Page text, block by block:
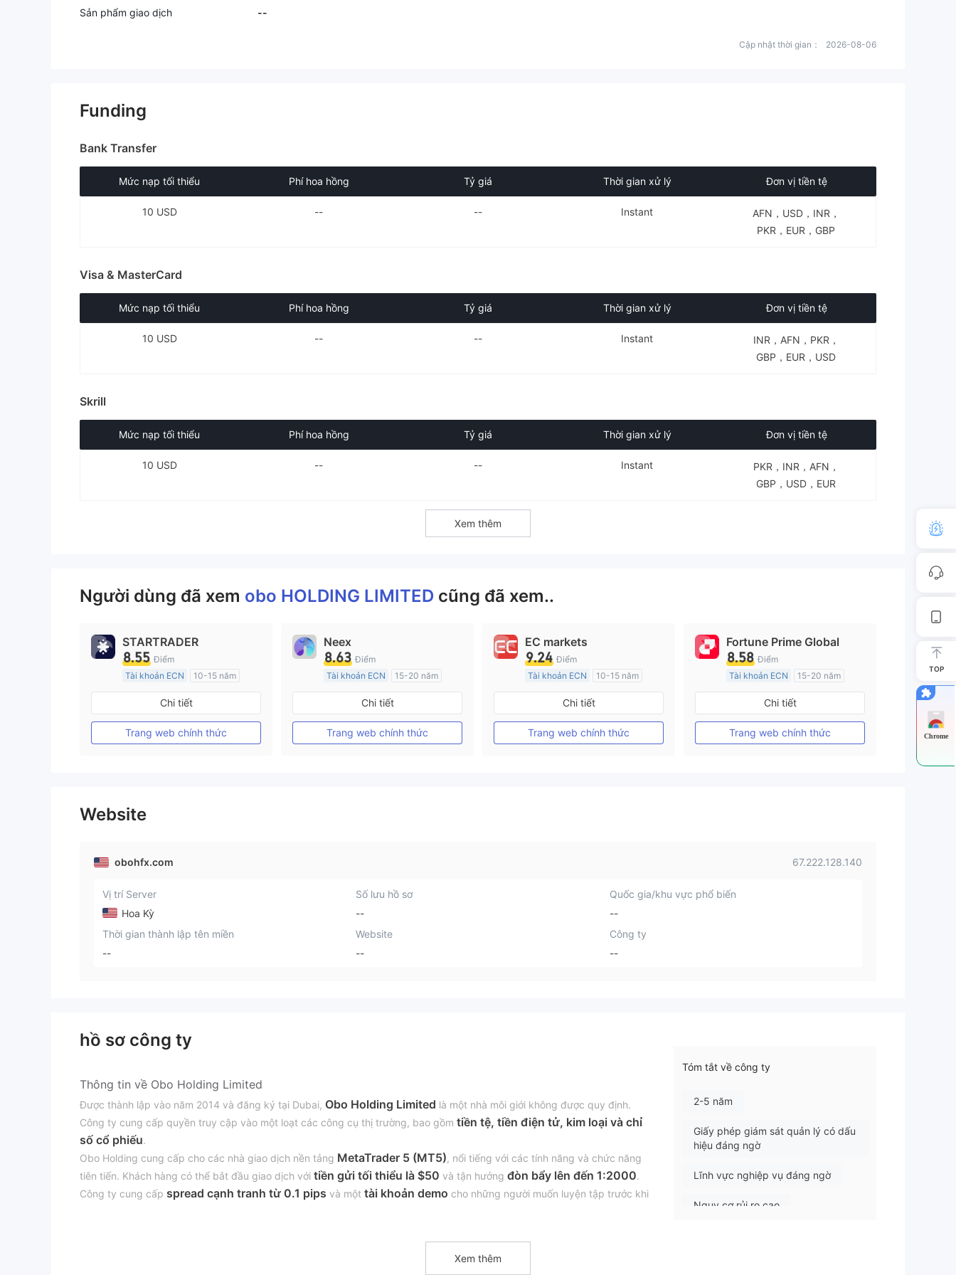
Sản phẩm giao dịch
--
Cập nhật thời gian： 2026-08-06
Funding
Bank Transfer
Mức nạp tối thiểu Phí hoa hồng Tỷ giá Thời gian xử lý Đơn vị tiền tệ
10 USD -- -- Instant
AFN，USD，INR，
PKR，EUR，GBP
Visa & MasterCard
Mức nạp tối thiểu Phí hoa hồng Tỷ giá Thời gian xử lý Đơn vị tiền tệ
10 USD -- -- Instant
INR，AFN，PKR，
GBP，EUR，USD
Skrill
Mức nạp tối thiểu Phí hoa hồng Tỷ giá Thời gian xử lý Đơn vị tiền tệ
10 USD -- -- Instant
PKR，INR，AFN，
GBP，USD，EUR
Xem thêm
Người dùng đã xem obo HOLDING LIMITED cũng đã xem..
STARTRADER
8.55 Điểm
Tài khoản ECN
10-15 năm
Đăng ký tại Nước Úc
MT4 Chính thức
Chi tiết
Trang web chính thức
Neex
8.63 Điểm
Tài khoản ECN
15-20 năm
Đăng ký tại Nước Úc
MT4 Chính thức
Chi tiết
Trang web chính thức
EC markets
9.24 Điểm
Tài khoản ECN
10-15 năm
Đăng ký tại Nước Úc
MT4 Chính thức
Chi tiết
Trang web chính thức
Fortune Prime Global
8.58 Điểm
Tài khoản ECN
15-20 năm
Đăng ký tại Nước Úc
MT4 Chính thức
Chi tiết
Trang web chính thức
Website
obohfx.com 67.222.128.140
Vị trí Server
Hoa Kỳ
Số lưu hồ sơ
--
Quốc gia/khu vực phổ biến
--
Thời gian thành lập tên miền
--
Website
--
Công ty
--
hồ sơ công ty
Thông tin về Obo Holding Limited
Được thành lập vào năm 2014 và đăng ký tại Dubai, Obo Holding Limited là một nhà môi giới không được quy định.
Công ty cung cấp quyền truy cập vào một loạt các công cụ thị trường, bao gồm tiền tệ, tiền điện tử, kim loại và chỉ
số cổ phiếu.
Obo Holding cung cấp cho các nhà giao dịch nền tảng MetaTrader 5 (MT5), nổi tiếng với các tính năng và chức năng
tiên tiến. Khách hàng có thể bắt đầu giao dịch với tiền gửi tối thiểu là $50 và tận hưởng đòn bẩy lên đến 1:2000.
Công ty cung cấp spread cạnh tranh từ 0.1 pips và một tài khoản demo cho những người muốn luyện tập trước khi
Obo Holding Limited có pháp lý không?
Tóm tắt về công ty
2-5 năm
Giấy phép giám sát quản lý có dấu
hiệu đáng ngờ
Lĩnh vực nghiệp vụ đáng ngờ
Nguy cơ rủi ro cao
Xem thêm
TOP
Chrome